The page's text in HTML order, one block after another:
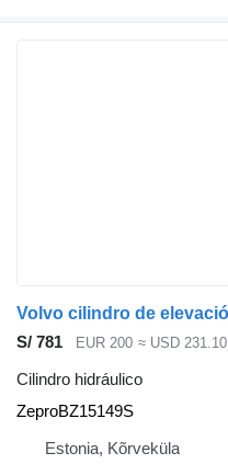
S/ 781 EUR 200 ≈ USD 231.10
Cilindro hidráulico
ZeproBZ15149S
Estonia, Kõrveküla